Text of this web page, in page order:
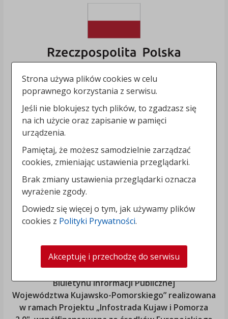
„Rozbudowa i modernizacja Systemu Regionalnego
Biuletynu Informacji Publicznej
Województwa Kujawsko-Pomorskiego” realizowana
w ramach Projektu „Infostrada Kujaw i Pomorza
Strona używa plików cookies w celu
poprawnego korzystania z serwisu.
Jeśli nie blokujesz tych plików, to zgadzasz się
na ich użycie oraz zapisanie w pamięci
urządzenia.
Pamiętaj, że możesz samodzielnie zarządzać
cookies, zmieniając ustawienia przeglądarki.
Brak zmiany ustawienia przeglądarki oznacza
wyrażenie zgody.
Dowiedz się więcej o tym, jak używamy plików
cookies z Polityki Prywatności.
Akceptuję i przechodzę do serwisu